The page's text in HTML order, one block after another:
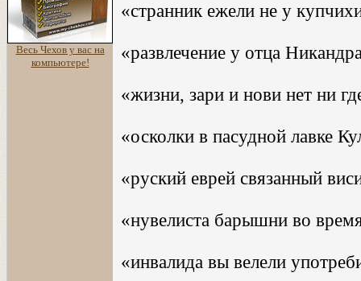
Весь Чехов у вас на
компьютере!
«странник ежели не у
«развлечение у отца
«жизни, зари и нови нет ни
«осколки в пасудной лавке
«руский еврей связанный
«нувелиста барышни во
«инвалида вы велели